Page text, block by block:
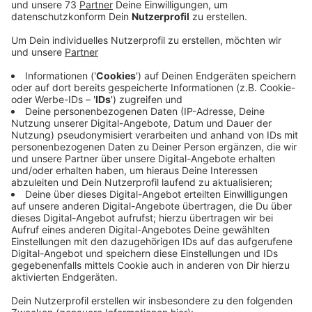
Veröffentlicht:Dienstag, 13.07.2021 06:08
Anzeige
Zeuge meldete sich bei Polizei
Anzeige
Die Polizei in Borken sucht ein junges Mädchen. Die 10
bis 12-Jährige ist Mitte letzter Woche von einem
unbekannten Mann an der Kapellenstraße belästigt
worden. Das zumindest sagt ein Zeuge aus, der sich
jetzt bei den Beamten gemeldet hat. Er habe
beobachtet wie das Mädchen in dem gelben Kleid sich
gewehrt und um Hilfe gerufen habe. Als der Täter den
Zeugen gesehen hatte, sei er abgehausen. Weder das
Kind noch seine Eltern haben sich allerdings bisher bei